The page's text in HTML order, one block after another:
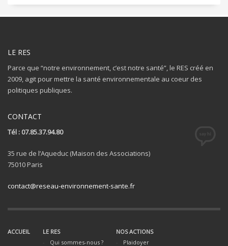
LE RES
Parce que “notre environnement, c’est notre santé”, le RES créé en
2009, agit pour mettre la santé environnementale au coeur des
politiques publiques.
CONTACT
Tél : 07.85.37.94.80
35 rue de l’Aqueduc (Maison des Associations)
75010 Paris
contact@reseau-environnement-sante.fr
ACCUEIL
LE RES
Qui sommes-nous ?
NOS ACTIONS
Plaidoyer